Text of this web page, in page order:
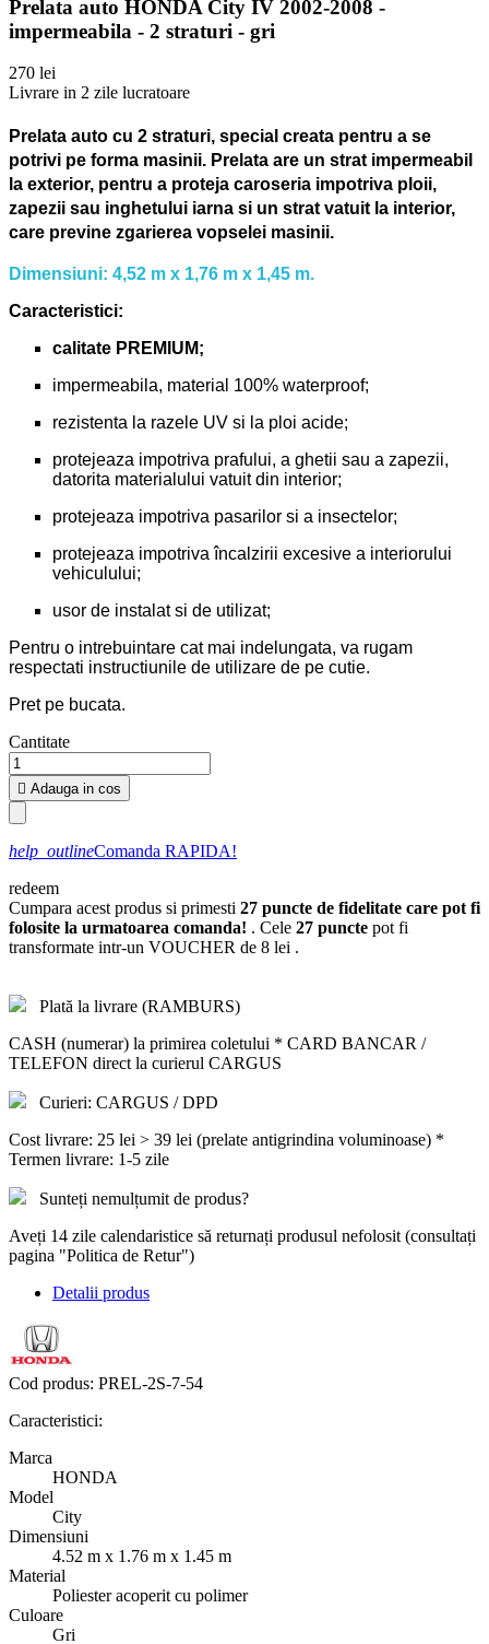
Prelata auto HONDA City IV 2002-2008 -
impermeabila - 2 straturi - gri
270 lei
Livrare in 2 zile lucratoare
Prelata auto cu 2 straturi, special creata pentru a se
potrivi pe forma masinii. Prelata are un strat impermeabil
la exterior, pentru a proteja caroseria impotriva ploii,
zapezii sau inghetului iarna si un strat vatuit la interior,
care previne zgarierea vopselei masinii.
Dimensiuni: 4,52 m x 1,76 m x 1,45 m.
Caracteristici:
calitate PREMIUM;
impermeabila, material 100% waterproof;
rezistenta la razele UV si la ploi acide;
protejeaza impotriva prafului, a ghetii sau a zapezii,
datorita materialului vatuit din interior;
protejeaza impotriva pasarilor si a insectelor;
protejeaza impotriva încalzirii excesive a interiorului
vehiculului;
usor de instalat si de utilizat;
Pentru o intrebuintare cat mai indelungata, va rugam
respectati instructiunile de utilizare de pe cutie.
Pret pe bucata.
Cantitate
 Adauga in cos
help_outlineComanda RAPIDA!
redeem
Cumpara acest produs si primesti 27 puncte de fidelitate care pot fi
folosite la urmatoarea comanda! . Cele 27 puncte pot fi
transformate intr-un VOUCHER de 8 lei .
Plată la livrare (RAMBURS)
CASH (numerar) la primirea coletului * CARD BANCAR /
TELEFON direct la curierul CARGUS
Curieri: CARGUS / DPD
Cost livrare: 25 lei > 39 lei (prelate antigrindina voluminoase) *
Termen livrare: 1-5 zile
Sunteți nemulțumit de produs?
Aveți 14 zile calendaristice să returnați produsul nefolosit (consultați
pagina "Politica de Retur")
Detalii produs
Cod produs: PREL-2S-7-54
Caracteristici:
Marca
HONDA
Model
City
Dimensiuni
4.52 m x 1.76 m x 1.45 m
Material
Poliester acoperit cu polimer
Culoare
Gri